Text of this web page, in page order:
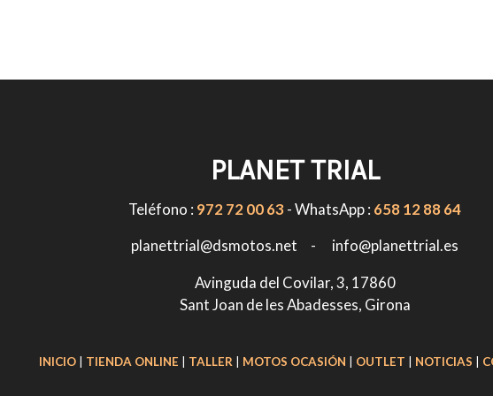
PLANET TRIAL
Teléfono : 972 72 00 63 - WhatsApp : 658 12 88 64
planettrial@dsmotos.net - info@planettrial.es
Avinguda del Covilar, 3, 17860
Sant Joan de les Abadesses, Girona
INICIO| TIENDA ONLINE TALLER MOTOS OCASIÓN OUTLET NOTICIAS